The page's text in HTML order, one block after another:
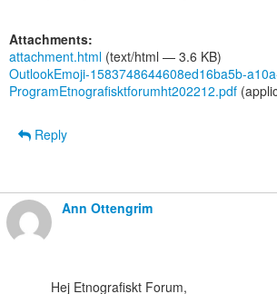
Attachments:
attachment.html (text/html — 3.6 KB)
OutlookEmoji-1583748644608ed16ba5b-
ProgramEtnografisktforumht202212.pdf
Reply
Ann Ottengrim